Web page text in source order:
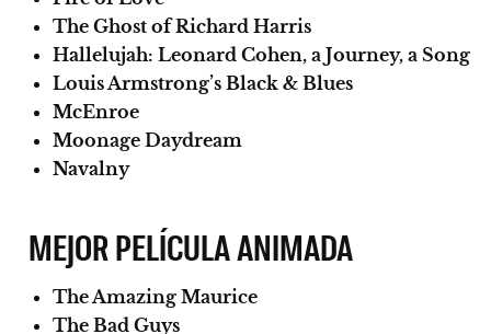
The Ghost of Richard Harris
Hallelujah: Leonard Cohen, a Journey, a Song
Louis Armstrong’s Black & Blues
McEnroe
Moonage Daydream
Navalny
MEJOR PELÍCULA ANIMADA
The Amazing Maurice
The Bad Guys